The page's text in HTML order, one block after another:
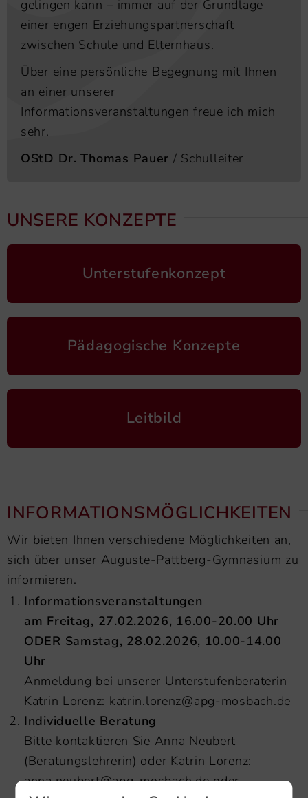
gelingen kann – immer auf der Grundlage
einer engen Erziehungspartnerschaft
zwischen Schule und Elternhaus.
Über eine persönliche Begegnung mit Ihnen
an einer unserer
Informationsveranstaltungen freue ich mich
sehr.
OStD Dr. Thomas Pauer / Schulleiter
UNSERE KONZEPTE
Unterstufenkonzept
Pädagogische Konzepte
Leitbild
INFORMATIONSMÖGLICHKEITEN
Wir bieten Ihnen verschiedene Möglichkeiten an,
sich über unser Auguste-Pattberg-Gymnasium zu
informieren.
Informationsveranstaltungen
am Freitag, 27.02.2026, 16.00-20.00 Uhr
ODER Samstag, 28.02.2026, 10.00-14.00
Uhr
Anmeldung bei unserer Unterstufenberaterin
Katrin Lorenz: katrin.lorenz@apg-mosbach.de
Individuelle Beratung
Bitte kontaktieren Sie Anna Neubert
(Beratungslehrerin) oder Katrin Lorenz:
anna.neubert@apg-mosbach.deoder